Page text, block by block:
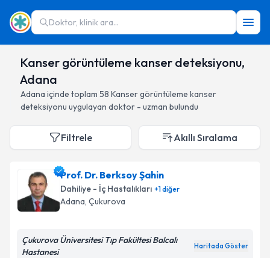
Doktor, klinik ara...
Kanser görüntüleme kanser deteksiyonu,
Adana
Adana içinde toplam 58 Kanser görüntüleme kanser
deteksiyonu uygulayan doktor - uzman bulundu
Filtrele Akıllı Sıralama
Prof. Dr. Berksoy Şahin
Dahiliye - İç Hastalıkları +1diğer
Adana, Çukurova
Çukurova Üniversitesi Tıp Fakültesi Balcalı
Hastanesi
Haritada Göster